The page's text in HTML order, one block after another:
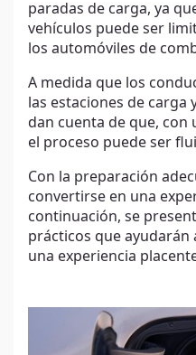
paradas de carga, ya
vehículos puede ser
los automóviles de
A medida que los
las estaciones de
dan cuenta de que, con
el proceso puede ser
Con la preparación
convertirse en una
continuación, se
prácticos que ayudarán
una experiencia